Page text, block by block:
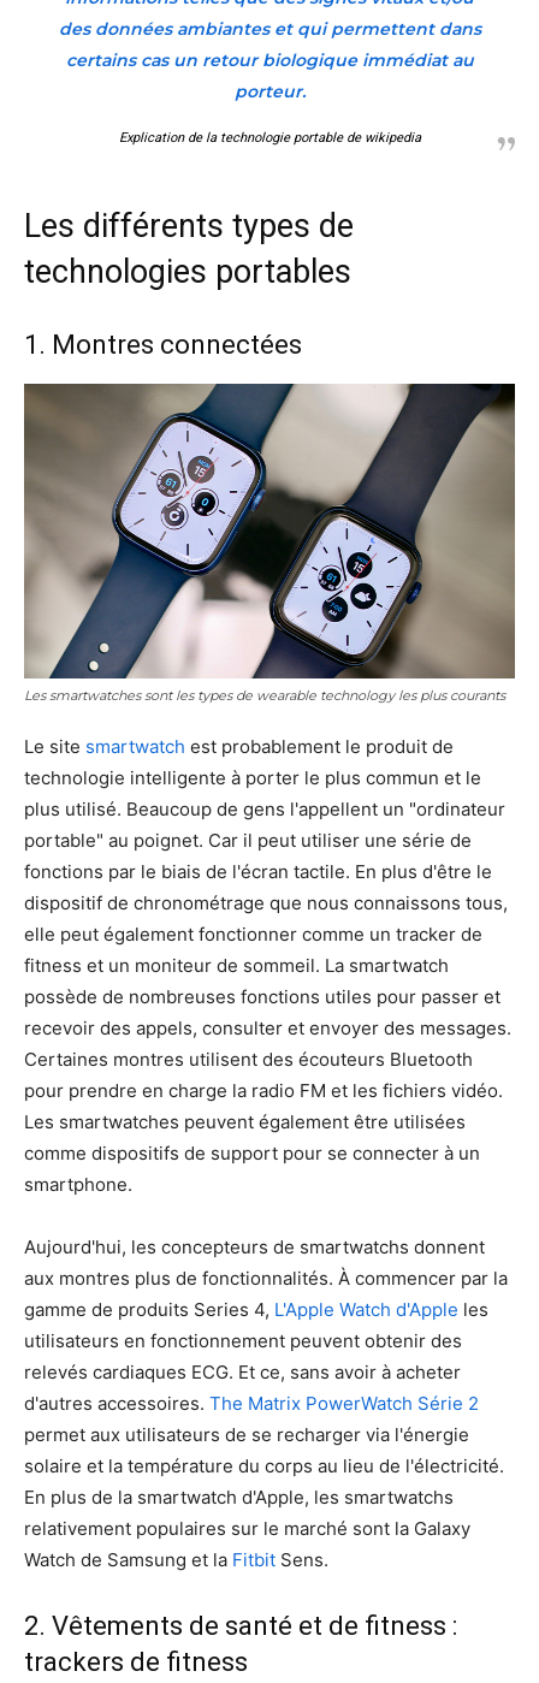
des données ambiantes et qui permettent dans
certains cas un retour biologique immédiat au
porteur.
Explication de la technologie portable de wikipedia
Les différents types de
technologies portables
1. Montres connectées
Les smartwatches sont les types de wearable technology les plus courants
Le site smartwatch est probablement le produit de
technologie intelligente à porter le plus commun et le
plus utilisé. Beaucoup de gens l'appellent un "ordinateur
portable" au poignet. Car il peut utiliser une série de
fonctions par le biais de l'écran tactile. En plus d'être le
dispositif de chronométrage que nous connaissons tous,
elle peut également fonctionner comme un tracker de
fitness et un moniteur de sommeil. La smartwatch
possède de nombreuses fonctions utiles pour passer et
recevoir des appels, consulter et envoyer des messages.
Certaines montres utilisent des écouteurs Bluetooth
pour prendre en charge la radio FM et les fichiers vidéo.
Les smartwatches peuvent également être utilisées
comme dispositifs de support pour se connecter à un
smartphone.
Aujourd'hui, les concepteurs de smartwatchs donnent
aux montres plus de fonctionnalités. À commencer par la
gamme de produits Series 4, L'Apple Watch d'Apple les
utilisateurs en fonctionnement peuvent obtenir des
relevés cardiaques ECG. Et ce, sans avoir à acheter
d'autres accessoires. The Matrix PowerWatch Série 2
permet aux utilisateurs de se recharger via l'énergie
solaire et la température du corps au lieu de l'électricité.
En plus de la smartwatch d'Apple, les smartwatchs
relativement populaires sur le marché sont la Galaxy
Watch de Samsung et la Fitbit Sens.
2. Vêtements de santé et de fitness :
trackers de fitness